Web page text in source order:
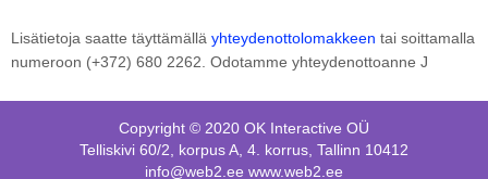
Lisätietoja saatte täyttämällä yhteydenottolomakkeen tai soittamalla
numeroon (+372) 680 2262. Odotamme yhteydenottoanne J
Copyright © 2020 OK Interactive OÜ
Telliskivi 60/2, korpus A, 4. korrus, Tallinn 10412
info@web2.ee www.web2.ee